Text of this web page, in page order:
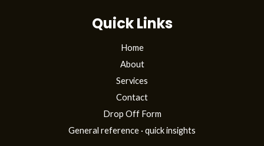
Quick Links
Home
About
Services
Contact
Drop Off Form
General reference · quick insights